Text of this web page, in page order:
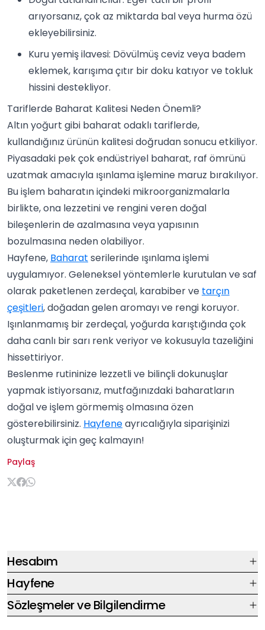
arıyorsanız, çok az miktarda bal veya hurma özü
ekleyebilirsiniz.
Kuru yemiş ilavesi: Dövülmüş ceviz veya badem
eklemek, karışıma çıtır bir doku katıyor ve tokluk
hissini destekliyor.
Tariflerde Baharat Kalitesi Neden Önemli?
Altın yoğurt gibi baharat odaklı tariflerde,
kullandığınız ürünün kalitesi doğrudan sonucu etkiliyor.
Piyasadaki pek çok endüstriyel baharat, raf ömrünü
uzatmak amacıyla ışınlama işlemine maruz bırakılıyor.
Bu işlem baharatın içindeki mikroorganizmalarla
birlikte, ona lezzetini ve rengini veren doğal
bileşenlerin de azalmasına veya yapısının
bozulmasına neden olabiliyor.
Hayfene, Baharat serilerinde ışınlama işlemi
uygulamıyor. Geleneksel yöntemlerle kurutulan ve saf
olarak paketlenen zerdeçal, karabiber ve tarçın
çeşitleri, doğadan gelen aromayı ve rengi koruyor.
Işınlanmamış bir zerdeçal, yoğurda karıştığında çok
daha canlı bir sarı renk veriyor ve kokusuyla tazeliğini
hissettiriyor.
Beslenme rutininize lezzetli ve bilinçli dokunuşlar
yapmak istiyorsanız, mutfağınızdaki baharatların
doğal ve işlem görmemiş olmasına özen
gösterebilirsiniz. Hayfeneayrıcalığıyla siparişinizi
oluşturmak için geç kalmayın!
Paylaş
Hesabım
Hayfene
Sözleşmeler ve Bilgilendirme